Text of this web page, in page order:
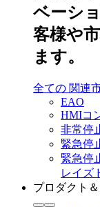
ベーシ
客様や
ます。
全ての 関連
EAO
HMIコ
非常停
緊急停
緊急停
レイズ
プロダクト